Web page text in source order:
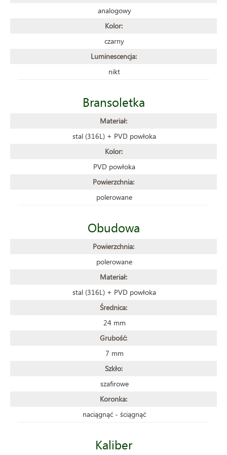
analogowy
Kolor:
czarny
Luminescencja:
nikt
Bransoletka
Materiał:
stal (316L) + PVD powłoka
Kolor:
PVD powłoka
Powierzchnia:
polerowane
Obudowa
Powierzchnia:
polerowane
Materiał:
stal (316L) + PVD powłoka
Średnica:
24 mm
Grubość:
7 mm
Szkło:
szafirowe
Koronka:
naciągnąć - ściągnąć
Kaliber